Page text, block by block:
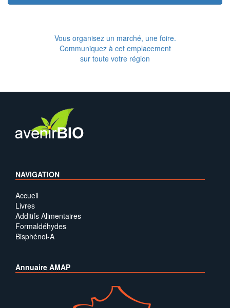
Vous organisez un marché, une foire.
Communiquez à cet emplacement
sur toute votre région
NAVIGATION
Accueil
Livres
Additifs Alimentaires
Formaldéhydes
Bisphénol-A
Annuaire AMAP